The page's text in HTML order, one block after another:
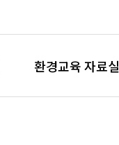
환경교육 자료실